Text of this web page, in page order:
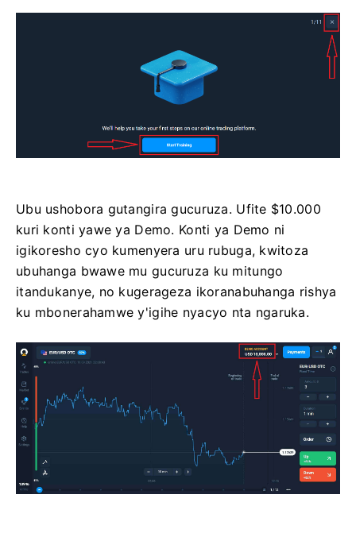
Ubu ushobora gutangira gucuruza. Ufite $10.000
kuri konti yawe ya Demo. Konti ya Demo ni
igikoresho cyo kumenyera uru rubuga, kwitoza
ubuhanga bwawe mu gucuruza ku mitungo
itandukanye, no kugerageza ikoranabuhanga rishya
ku mbonerahamwe y'igihe nyacyo nta ngaruka.